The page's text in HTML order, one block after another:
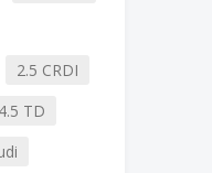
2.5 CRDI
4.5 TD